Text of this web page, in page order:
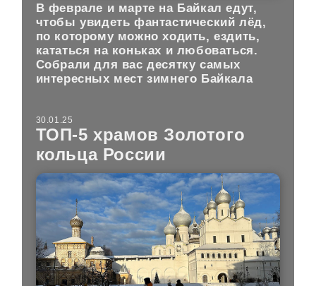
В феврале и марте на Байкал едут,
чтобы увидеть фантастический лёд,
по которому можно ходить, ездить,
кататься на коньках и любоваться.
Собрали для вас десятку самых
интересных мест зимнего Байкала
30.01.25
ТОП-5 храмов Золотого
кольца России